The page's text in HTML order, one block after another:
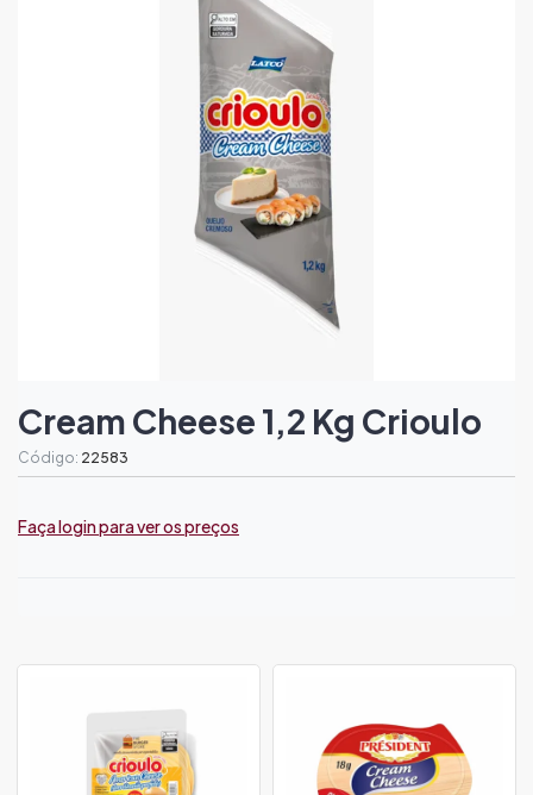
Cream Cheese 1,2 Kg Crioulo
Código: 22583
Faça login para ver os preços